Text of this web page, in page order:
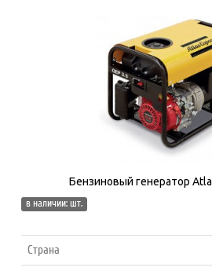
Бензиновый генератор
в наличии: шт.
Страна